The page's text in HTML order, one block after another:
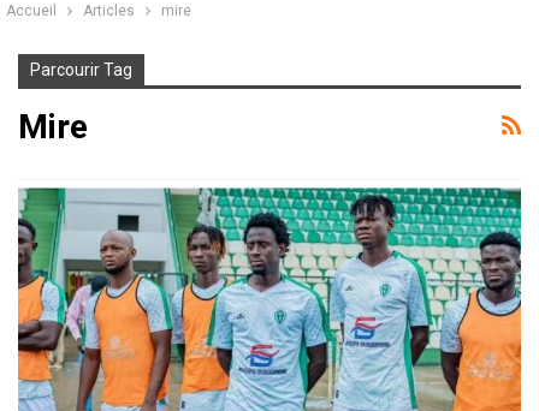
Accueil Articles mire
Parcourir Tag
Mire